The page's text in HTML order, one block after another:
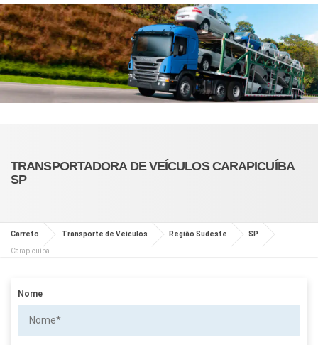
TRANSPORTADORA DE VEÍCULOS CARAPICUÍBA
SP
Carreto Transporte de Veículos Região Sudeste SP
Carapicuíba
Nome